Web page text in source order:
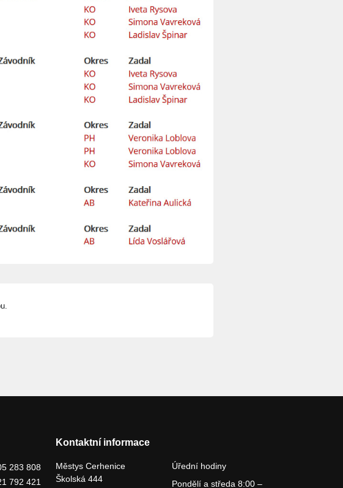
283 808
792 421
Kontaktní informace
Městys Cerhenice
Školská 444
Úřední hodiny
Pondělí a středa 8:00 –